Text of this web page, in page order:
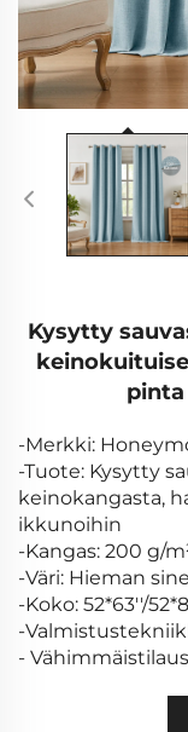
Kysytty
-Merkki:
-Tuote: Kysytty
keinokangasta,
ikkunoihin
-Kangas: 200 g/
-Väri: Hieman
-Koko: 52*63''/
-
-